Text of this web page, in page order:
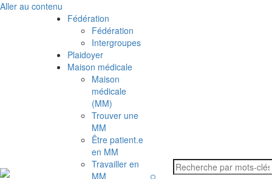
Aller au contenu
Fédération
Fédération
Intergroupes
Plaidoyer
Maison médicale
Maison
médicale
(MM)
Trouver une
MM
Être patient.e
en MM
Travailler en
MM